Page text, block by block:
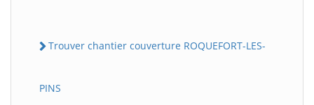
Trouver chantier couverture ROQUEFORT-LES-
PINS